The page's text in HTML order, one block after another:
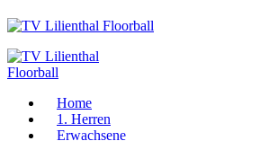
Home
1. Herren
Erwachsene